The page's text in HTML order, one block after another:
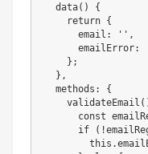
data( )
{
return {
      email
: '' ,
      emailError
:
} ;
} ,
  methods
:
{
validateEmail (
const
if
( !
this .